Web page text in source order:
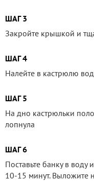
ШАГ 3
Закройте крышкой и
ШАГ 4
Налейте в кастрюлю
ШАГ 5
На дно кастрюльки
лопнула
ШАГ 6
Поставьте банку в воду
10-15 минут. Выложите